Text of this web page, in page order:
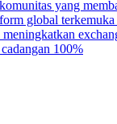
yang
global terkemuka
100%